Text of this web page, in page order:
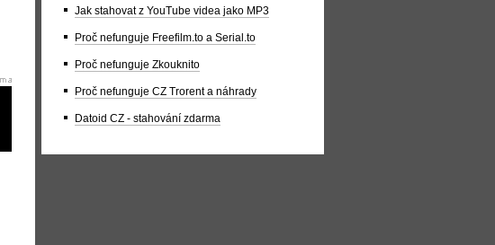
Jak stahovat z YouTube videa jako MP3
Proč nefunguje Freefilm.to a Serial.to
Proč nefunguje Zkouknito
Proč nefunguje CZ Trorent a náhrady
Datoid CZ - stahování zdarma